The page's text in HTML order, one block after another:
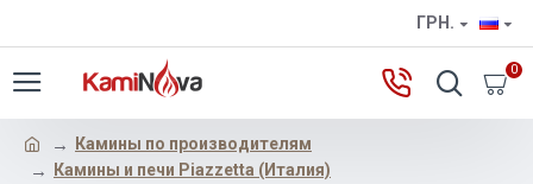
ГРН.
0
Камины по производителям
Камины и печи Piazzetta (Италия)